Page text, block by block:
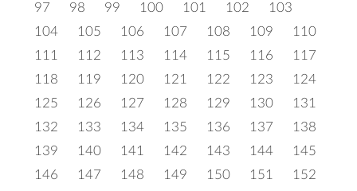
97
98 99 100 101 102
103
104
105 106 107 108 109
110
111
112 113 114 115 116
117
118
119 120 121 122 123
124
125
126 127 128 129 130
131
132
133 134 135 136 137
138
139
140 141 142 143 144
145
146
147 148 149 150 151
152